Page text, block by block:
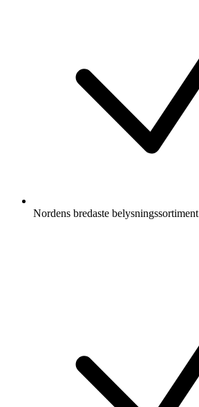
Nordens bredaste belysningssortiment